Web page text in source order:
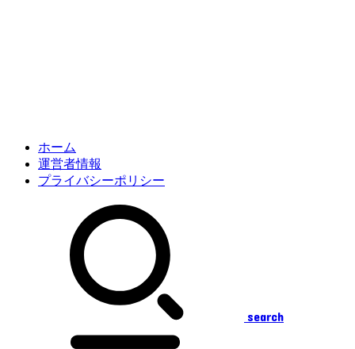
ホーム
運営者情報
プライバシーポリシー
search